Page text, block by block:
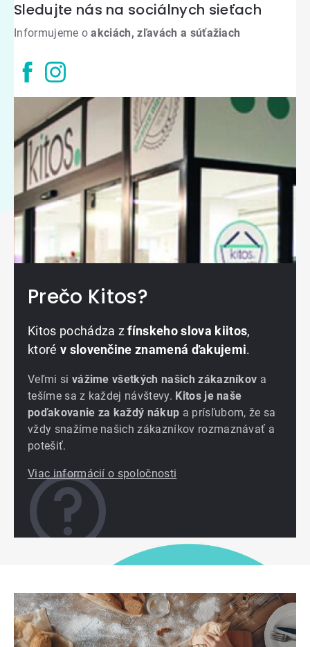
Sledujte nás na sociálnych sieťach
Informujeme oakciách, zľavách a súťažiach
Prečo Kitos?
Kitos pochádza zfínskeho slova kiitos,
ktoré v slovenčine znamená ďakujemi.
Veľmi si vážime všetkých našich zákazníkov a
tešíme sa z každej návštevy. Kitos je naše
poďakovanie za každý nákup a prísľubom, že sa
vždy snažíme našich zákazníkov rozmaznávať a
potešiť.
Viac informácií o spoločnosti